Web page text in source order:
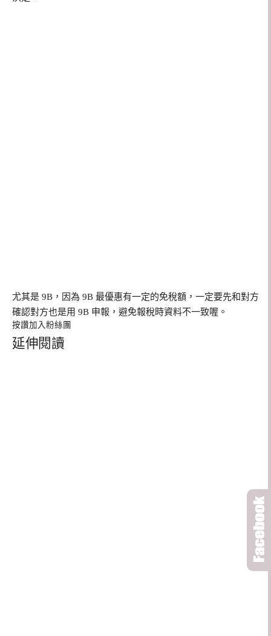
尤其是 9B，因為 9B 最優惠有一定的免稅額，一定要先和對方
確認對方也是用 9B 申報，避免報稅時資料不一致喔。
按讚加入粉絲團
延伸閱讀